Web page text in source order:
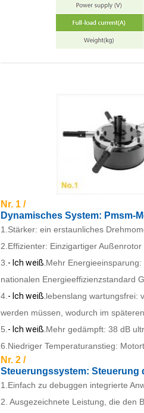
Nr. 1 /
Dynamisches System: Pmsm-
1. Stärker: ein erstaunliches
2. Effizienter: Einzigartiger
3. - Ich weiß. Mehr
nationalen Energieeffizienzstandard
4. - Ich weiß. lebenslang wartungsfrei:
werden müssen, wodurch im
5. - Ich weiß. Mehr gedämpft: 38 dB
6. Niedriger Temperaturanstieg:
Nr. 2 /
Steuerungssystem: Steuerung
1. Einfach zu debuggen integrierte
2. Ausgezeichnete Leistung, die den